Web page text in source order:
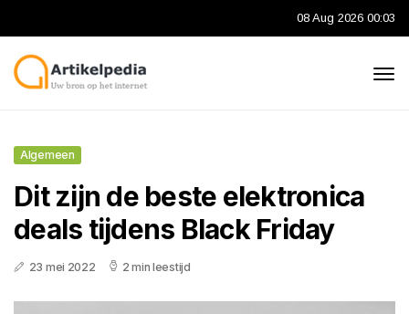
08 Aug 2026 00:03
Algemeen
Dit zijn de beste elektronica
deals tijdens Black Friday
23 mei 2022 2 min leestijd